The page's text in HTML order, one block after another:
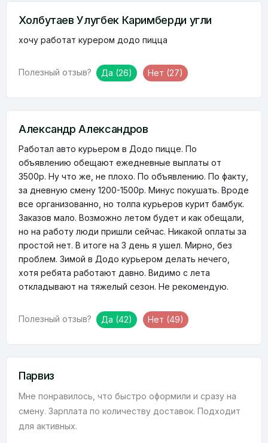
Холбутаев Улугбек Каримберди угли
хочу работат курером додо пицца
Полезный отзыв? Да (26) Нет (27)
Александр Александров
Работал авто курьером в Додо пицце. По
объявлению обещают ежедневные выплаты от
3500р. Ну что же, не плохо. По объявлению. По факту,
за дневную смену 1200-1500р. Минус покушать. Вроде
все организованно, но толпа курьеров курит бамбук.
Заказов мало. Возможно летом будет и как обещали,
но на работу люди пришли сейчас. Никакой оплаты за
простой нет. В итоге на 3 день я ушел. Мирно, без
проблем. Зимой в Додо курьером делать нечего,
хотя ребята работают давно. Видимо с лета
откладывают на тяжелый сезон. Не рекомендую.
Полезный отзыв? Да (42) Нет (49)
Парвиз
Мне понравилось, что быстро оформили и сразу на
смену. Зарплата по количеству доставок. Подходит
для активных.